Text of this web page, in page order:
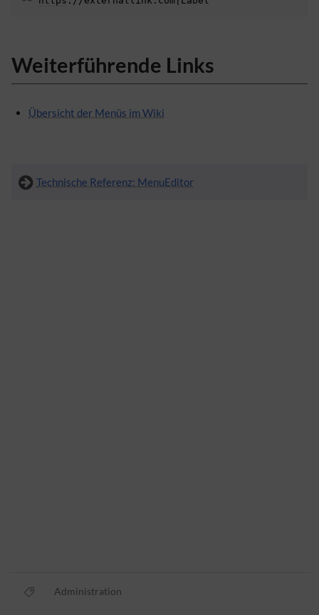
Weiterführende Links
Übersicht der Menüs im Wiki
Technische Referenz: MenuEditor
Administration